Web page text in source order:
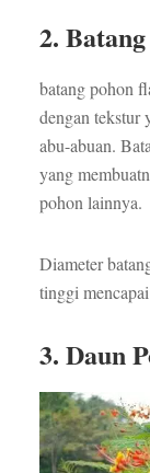
2.
batang pohon
dengan tekstur
abu-abuan.
yang
pohon lainnya.
Diameter
tinggi
3. Daun